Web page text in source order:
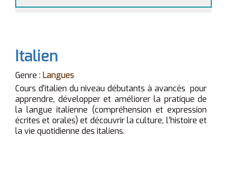
Italien
Genre : Langues
Cours d'italien du niveau débutants à avancés pour
apprendre, développer et améliorer la pratique de
la langue italienne (compréhension et expression
écrites et orales) et découvrir la culture, l'histoire et
la vie quotidienne des italiens.